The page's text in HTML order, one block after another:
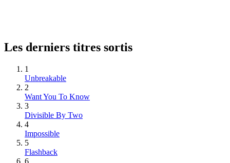
Les derniers titres sortis
1
Unbreakable
2
Want You To Know
3
Divisible By Two
4
Impossible
5
Flashback
6